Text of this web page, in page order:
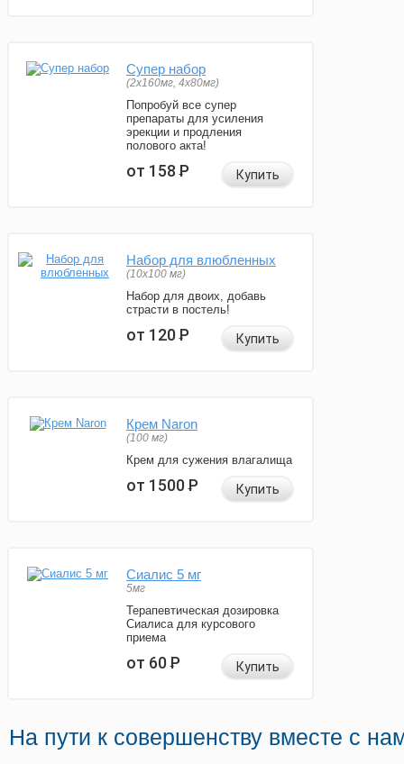
Супер набор
(2х160мг, 4х80мг)
Попробуй все супер
препараты для усиления
эрекции и продления
полового акта!
от 158Р Купить
Набор для влюбленных
(10х100 мг)
Набор для двоих, добавь
страсти в постель!
от 120Р Купить
Крем Naron
(100 мг)
Крем для сужения влагалища
от 1500Р Купить
Сиалис 5 мг
5мг
Терапевтическая дозировка
Сиалиса для курсового
приема
от 60Р Купить
На пути к совершенству вместе с